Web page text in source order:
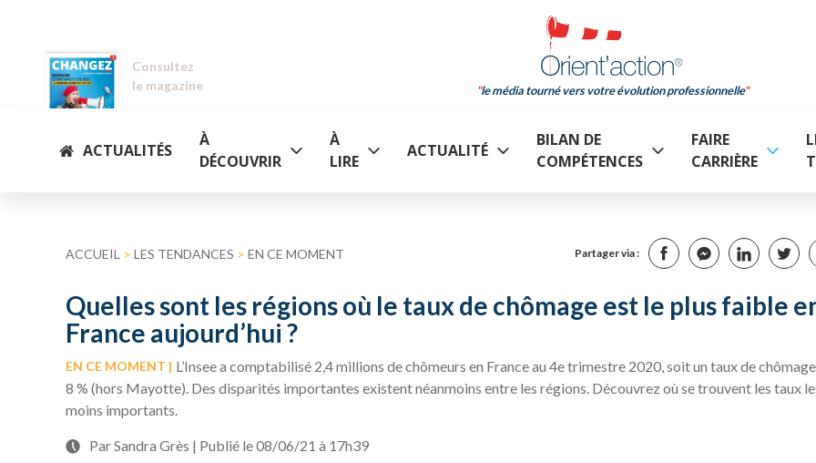
Consultez
le magazine
le média tourné vers votre évolution professionnelle
ACTUALITÉS
À
DÉCOUVRIR
À
LIRE
ACTUALITÉ
BILAN DE
COMPÉTENCES
FAIRE
CARRIÈRE
ACCUEIL > LES TENDANCES > EN CE MOMENT Partager via :
Quelles sont les régions où le taux de chômage est le plus faible
France aujourd’hui ?
EN CE MOMENT
L’Insee a comptabilisé 2,4 millions de chômeurs en France au 4e trimestre 2020, soit un taux de
8 % (hors Mayotte). Des disparités importantes existent néanmoins entre les régions. Découvrez où se trouvent les taux
moins importants.
Par Sandra Grès | Publié le 08/06/21 à 17h39